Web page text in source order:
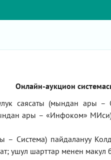
Онлайн-аукцион
саясаты (мындан ары –
ары – «Инфоком»
Система) пайдалануу
ушул шарттар менен